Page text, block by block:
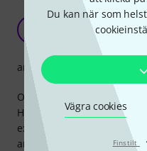
Du kan när som
Vägra cookies
Finstilt ·
Perfect
Of course you get
Here you get the original.
explained, tabs are
and also the lyrics. Great
arrangemang